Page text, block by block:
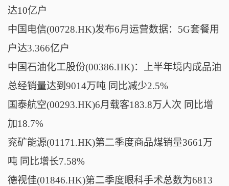
达10亿户
中国电信(00728.HK)发布6月运营数据：5G套餐用
户达3.366亿户
中国石油化工股份(00386.HK)：上半年境内成品油
总经销量达到9014万吨 同比减少2.5%
国泰航空(00293.HK)6月载客183.8万人次 同比增
加18.7%
兖矿能源(01171.HK)第二季度商品煤销量3661万
吨 同比增长7.58%
德视佳(01846.HK)第二季度眼科手术总数为6813